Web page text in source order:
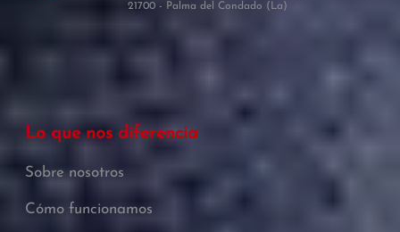
21700 - Palma del Condado (La)
Lo que nos diferencia
Sobre nosotros
Cómo funcionamos